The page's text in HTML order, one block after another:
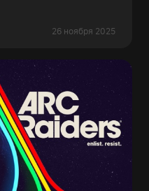
26 ноября 2025